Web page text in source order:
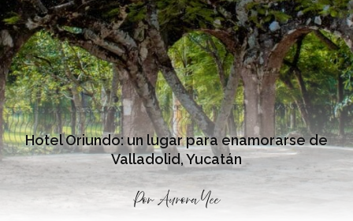
Hotel Oriundo: un lugar para enamorarse de
Valladolid, Yucatán
Por Aurora Yee